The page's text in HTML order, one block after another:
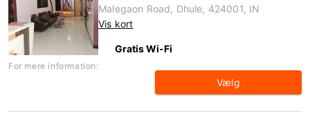
Malegaon Road, Dhule, 424001, IN
Vis kort
Gratis Wi-Fi
For mere information:
Vælg